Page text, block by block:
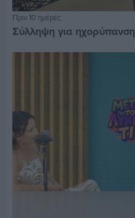
Πριν 10 ημέρες
Σύλληψη για ηχορύπανση